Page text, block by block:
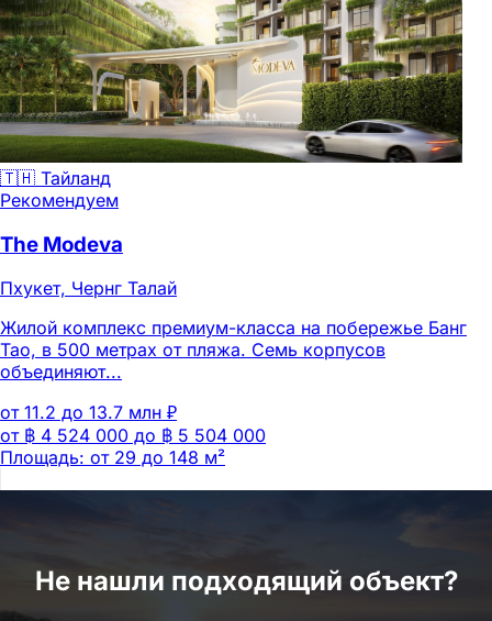
🇹🇭 Тайланд
Рекомендуем
The Modeva
Пхукет, Чернг Талай
Жилой комплекс премиум-класса на побережье Банг
Тао, в 500 метрах от пляжа. Семь корпусов
объединяют...
от 11.2 до 13.7 млн ₽
от ฿ 4 524 000 до ฿ 5 504 000
Площадь: от 29 до 148 м²
Не нашли подходящий объект?